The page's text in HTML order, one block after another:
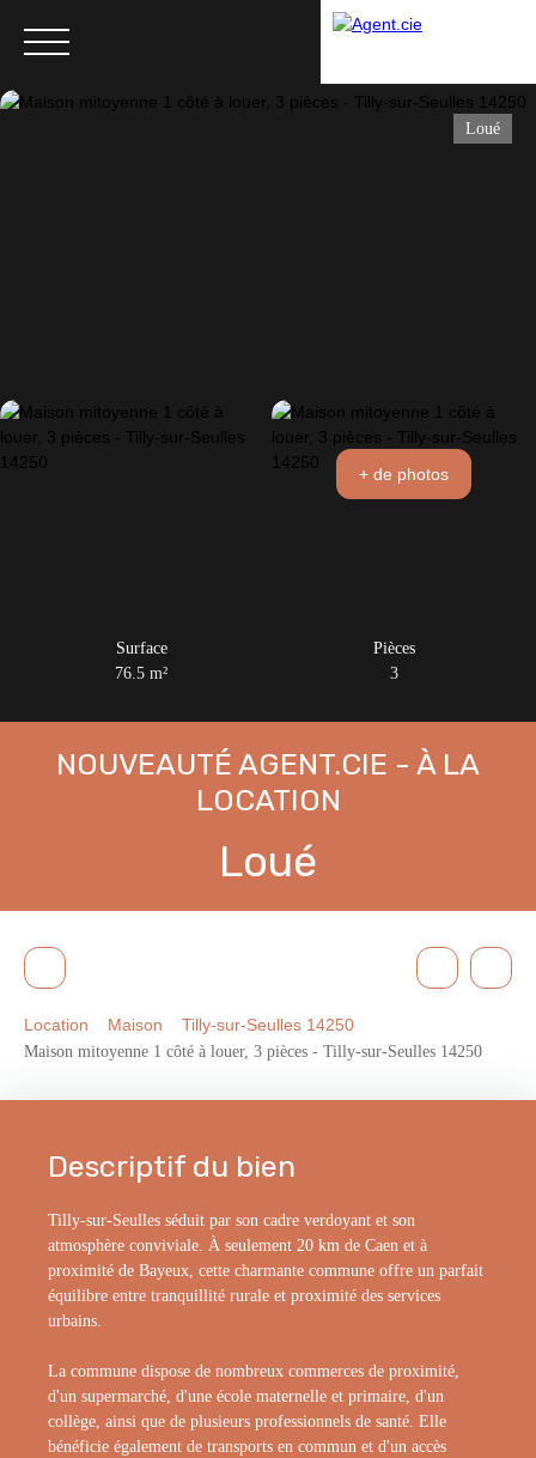
Loué
+ de photos
Surface
76.5m²
Pièces
3
NOUVEAUTÉ AGENT.CIE - À LA
LOCATION
Loué
Location Maison
Tilly-sur-Seulles 14250
Maison mitoyenne 1 côté à louer, 3 pièces - Tilly-sur-Seulles 14250
Descriptif du bien
Tilly-sur-Seulles séduit par son cadre verdoyant et son
atmosphère conviviale. À seulement 20 km de Caen et à
proximité de Bayeux, cette charmante commune offre un parfait
équilibre entre tranquillité rurale et proximité des services
urbains.
La commune dispose de nombreux commerces de proximité,
d'un supermarché, d'une école maternelle et primaire, d'un
collège, ainsi que de plusieurs professionnels de santé. Elle
bénéficie également de transports en commun et d'un accès